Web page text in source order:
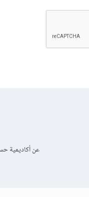
عن أكاديمية